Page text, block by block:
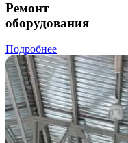
Ремонт
оборудования
Подробнее